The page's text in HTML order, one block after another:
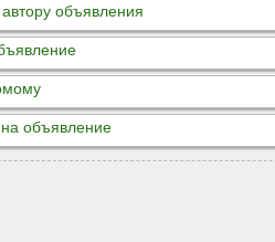
объявления
объявление